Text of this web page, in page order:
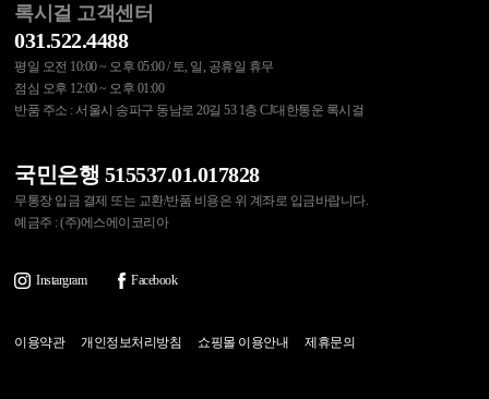
록시걸 고객센터
031.522.4488
평일 오전 10:00 ~ 오후 05:00 / 토, 일, 공휴일 휴무
점심 오후 12:00 ~ 오후 01:00
반품 주소 : 서울시 송파구 동남로 20길 53 1층 CJ대한통운 록시걸
국민은행 515537.01.017828
무통장 입금 결제 또는 교환/반품 비용은 위 계좌로 입금바랍니다.
예금주 : (주)에스에이코리아
Instargram Facebook
이용약관 개인정보처리방침 쇼핑몰 이용안내 제휴문의